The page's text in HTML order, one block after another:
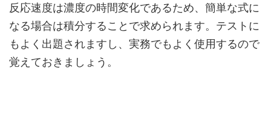
反応速度は濃度の時間変化であるため、簡単な式に
なる場合は積分することで求められます。テストに
もよく出題されますし、実務でもよく使用するので
覚えておきましょう。